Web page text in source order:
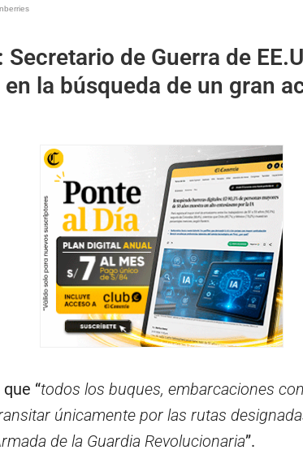
Secretario de Guerra de
la búsqueda de un gran
“todos los buques, embarcaciones
únicamente por las rutas
de la Guardia Revolucionaria”.